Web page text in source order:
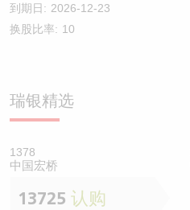
到期日: 2026-12-23
换股比率: 10
瑞银精选
1378
中国宏桥
13725 认购